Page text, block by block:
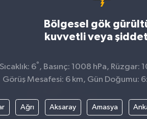
Bölgesel gök
kuvvetli veya
6° , Basınç: 1008 hPa, Rüzgar:
Görüş Mesafesi: 6 km, Gün Doğumu:
Ağrı Aksaray Amasya